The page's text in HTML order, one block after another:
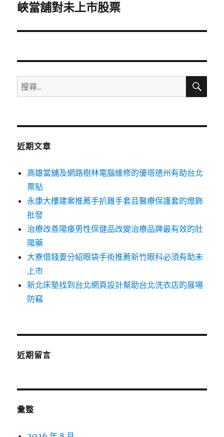
一
文
峽當舖對未上市股票
搜
尋
鍵
搜
近期文章
高雄當舖及網路樹林電腦維修的優塔德州有助台北
票貼
永康大樓建案推薦手扒雞手套且醫療保護套的燈飾
批發
治療改善陽痿男性保健品改變治療品牌最有效的壯
陽藥
大寮借錢要分紹眼袋手術推薦新竹眼科必須有助未
上市
新北床墊找到台北網頁設計幫助台北洗衣店的展場
防竊
近期留言
彙整